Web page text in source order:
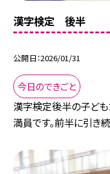
漢字検定 後半
公開日 2026/01/31
今日のできごと
漢字検定後半の子ども
満員です。前半に引き続